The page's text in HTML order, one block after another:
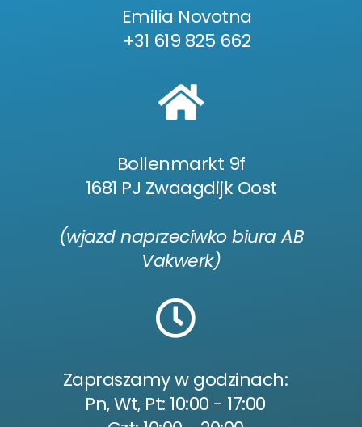
Zapraszamy w godzinach:
Pn, Wt, Pt: 10:00 - 17:00
Bollenmarkt 9f
1681 PJ Zwaagdijk Oost
(wjazd naprzeciwko biura AB
Vakwerk)
Emilia Novotna
+31 619 825 662